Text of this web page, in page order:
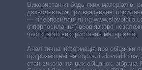
Використання будь-яких матеріалів,
дозволяється при вказуванні
— гіперпосилання) на
(гіперпосилання) обов’язкове
часткового використання матеріалів.
Аналітична інформація про обіцянки
що розміщені на порталі slovoidilo.ua,
стан виконання цих обіцянок, зібрана